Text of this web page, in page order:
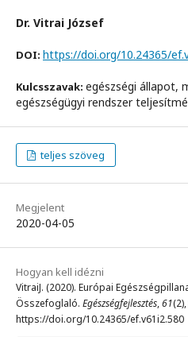
Dr. Vitrai József
DOI: https://doi.org/10.24365/
Kulcsszavak: egészségi állapot,
egészségügyi rendszer
teljes szöveg
Megjelent
2020-04-05
Hogyan kell idézni
VitraiJ. (2020). Európai
Összefoglaló. Egészségfejlesztés,61
https://doi.org/10.24365/ef.v61i2.580